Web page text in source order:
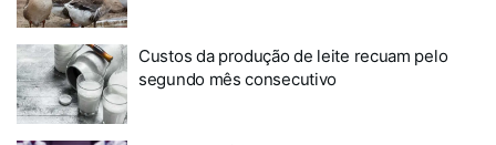
Custos da produção de leite recuam pelo
segundo mês consecutivo